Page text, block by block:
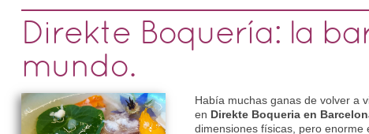
Direkte Boquería: la
mundo.
Había muchas ganas de volver a
en Direkte Boqueria en
dimensiones físicas, pero enorme